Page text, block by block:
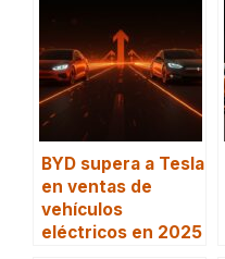
BYD supera a Tesla
en ventas de
vehículos
eléctricos en 2025